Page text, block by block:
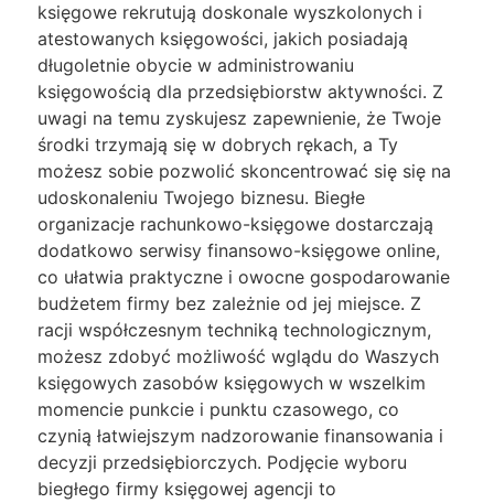
księgowe rekrutują doskonale wyszkolonych i
atestowanych księgowości, jakich posiadają
długoletnie obycie w administrowaniu
księgowością dla przedsiębiorstw aktywności. Z
uwagi na temu zyskujesz zapewnienie, że Twoje
środki trzymają się w dobrych rękach, a Ty
możesz sobie pozwolić skoncentrować się się na
udoskonaleniu Twojego biznesu. Biegłe
organizacje rachunkowo-księgowe dostarczają
dodatkowo serwisy finansowo-księgowe online,
co ułatwia praktyczne i owocne gospodarowanie
budżetem firmy bez zależnie od jej miejsce. Z
racji współczesnym techniką technologicznym,
możesz zdobyć możliwość wglądu do Waszych
księgowych zasobów księgowych w wszelkim
momencie punkcie i punktu czasowego, co
czynią łatwiejszym nadzorowanie finansowania i
decyzji przedsiębiorczych. Podjęcie wyboru
biegłego firmy księgowej agencji to